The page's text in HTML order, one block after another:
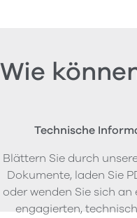
Wie
Technische
Blättern Sie durch
Dokumente, laden Sie
oder wenden Sie sich an
engagierten,